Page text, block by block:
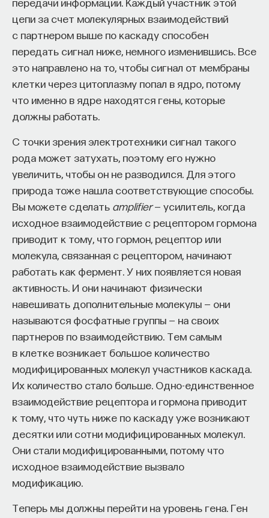
цепи за счет молекулярных взаимодействий
с партнером выше по каскаду способен
передать сигнал ниже, немного изменившись. Все
это направлено на то, чтобы сигнал от мембраны
клетки через цитоплазму попал в ядро, потому
что именно в ядре находятся гены, которые
должны работать.
С точки зрения электротехники сигнал такого
рода может затухать, поэтому его нужно
увеличить, чтобы он не разводился. Для этого
природа тоже нашла соответствующие способы.
Вы можете сделать amplifier— усилитель, когда
исходное взаимодействие с рецептором гормона
приводит к тому, что гормон, рецептор или
молекула, связанная с рецептором, начинают
работать как фермент. У них появляется новая
активность. И они начинают физически
навешивать дополнительные молекулы — они
называются фосфатные группы — на своих
партнеров по взаимодействию. Тем самым
в клетке возникает большое количество
модифицированных молекул участников каскада.
Их количество стало больше. Одно-единственное
взаимодействие рецептора и гормона приводит
к тому, что чуть ниже по каскаду уже возникают
десятки или сотни модифицированных молекул.
Они стали модифицированными, потому что
исходное взаимодействие вызвало
модификацию.
Теперь мы должны перейти на уровень гена. Ген
«нежными», то есть среди множества нейронов
нашего мозга клетки черной субстанции, пожалуй,
наиболее подвержены нейродегенерации.
С возрастом часть нейронов в этой области
накапливает у себя в цитоплазме патологически
неправильные белки (они называются паркины)
и начинает выходить из строя. По мере того как
и хуже, поток дофамина в базальные ганглии
становится все меньше, и довольно долго
базальные ганглии с этим успешно борются,
прежде всего наращивая количество
дофаминовых рецепторов. В какой-то момент
уже не хватает ресурса, и начинается
проявляться паркинсоническая симптоматика:
дрожание рук (тремор), появляется напряжение
мышц (ригидность), человеку трудно запускать
движения (акинезия). Это достаточно тяжелое
двигательное расстройство, которое,
естественно, мы пытаемся как-то лечить.
Основной препарат, здесь помогающий, — это как
раз L-ДОФА, предшественник дофамина. Это
вещество можно давать в виде таблеток, с его
помощью можно достаточно долго помогать
человеку с паркинсонизмом и купировать эту
симптоматику, хотя, к сожалению, введение этого
вещества не останавливает нейродегенерацию,
то есть она продолжается, поэтому дозу
приходится постоянно наращивать в течение
десяти, пятнадцати, порой даже двадцати лет.